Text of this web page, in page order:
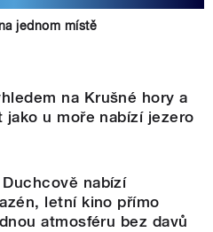
jednom místě
na Krušné hory a
jako u moře nabízí jezero
nabízí
letní kino přímo
atmosféru bez davů